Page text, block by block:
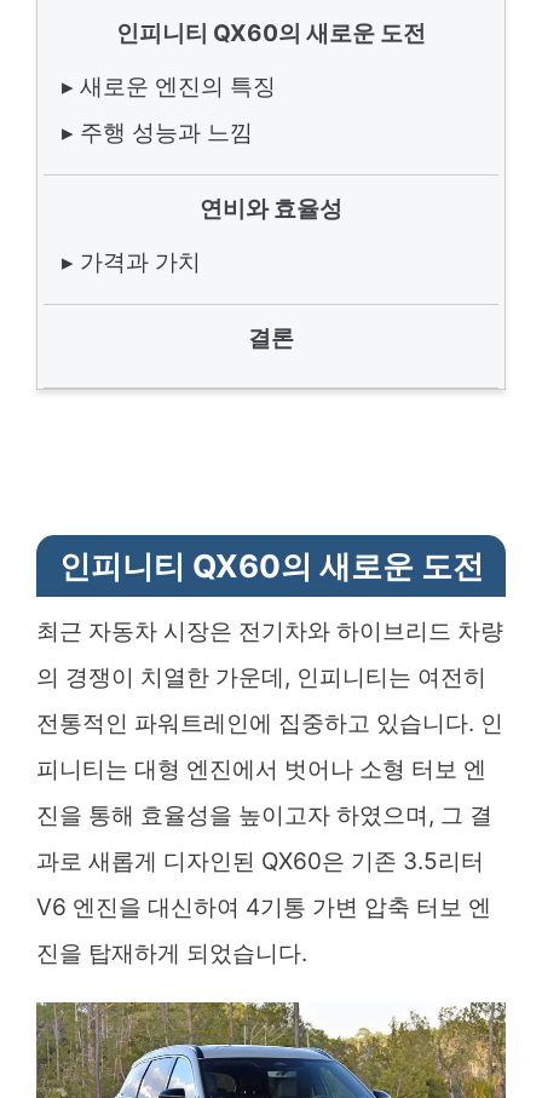
인피니티 QX60의 새로운 도전
▸ 새로운 엔진의 특징
▸ 주행 성능과 느낌
연비와 효율성
▸ 가격과 가치
결론
인피니티 QX60의 새로운 도전
최근 자동차 시장은 전기차와 하이브리드 차량
의 경쟁이 치열한 가운데, 인피니티는 여전히
전통적인 파워트레인에 집중하고 있습니다. 인
피니티는 대형 엔진에서 벗어나 소형 터보 엔
진을 통해 효율성을 높이고자 하였으며, 그 결
과로 새롭게 디자인된 QX60은 기존 3.5리터
V6 엔진을 대신하여 4기통 가변 압축 터보 엔
진을 탑재하게 되었습니다.